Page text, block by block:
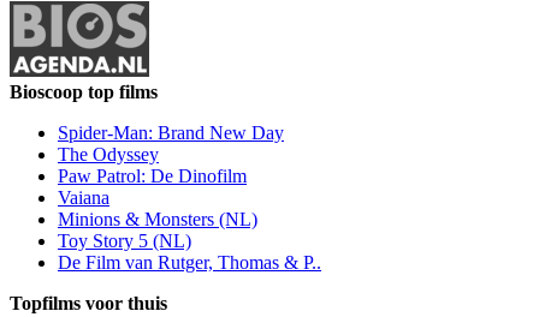
Bioscoop top films
Spider-Man: Brand New Day
The Odyssey
Paw Patrol: De Dinofilm
Vaiana
Minions & Monsters (NL)
Toy Story 5 (NL)
De Film van Rutger, Thomas & P..
Topfilms voor thuis